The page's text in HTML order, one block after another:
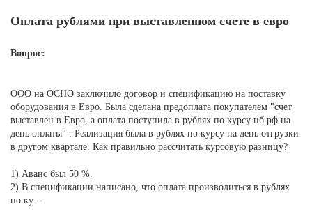
Оплата рублями при выставленном счете в евро
Вопрос:
ООО на ОСНО заключило договор и спецификацию на поставку
оборудования в Евро. Была сделана предоплата покупателем "счет
выставлен в Евро, а оплата поступила в рублях по курсу цб рф на
день оплаты" . Реализация была в рублях по курсу на день отгрузки
в другом квартале. Как правильно рассчитать курсовую разницу?
1) Аванс был 50 %.
2) В спецификации написано, что оплата производиться в рублях
по ку...